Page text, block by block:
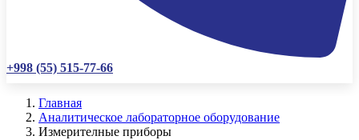
+998 (55) 515-77-66
Главная
Аналитическое лабораторное оборудование
Измерителные приборы